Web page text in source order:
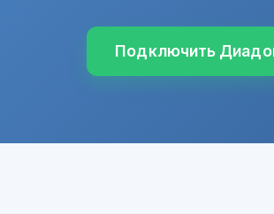
Подключить